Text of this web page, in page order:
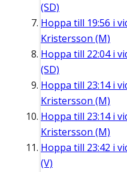
(SD)
Hoppa till 19:56 i
Kristersson (M)
Hoppa till 22:04i
(SD)
Hoppa till 23:14i
Kristersson (M)
Hoppa till 23:14i
Kristersson (M)
Hoppa till 23:42 i
(V)